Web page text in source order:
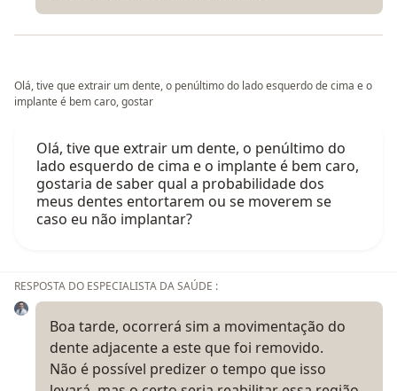
Olá, tive que extrair um dente, o penúltimo do lado esquerdo de cima e o
implante é bem caro, gostar
Olá, tive que extrair um dente, o penúltimo do
lado esquerdo de cima e o implante é bem caro,
gostaria de saber qual a probabilidade dos
meus dentes entortarem ou se moverem se
caso eu não implantar?
RESPOSTA DO ESPECIALISTA DA SAÚDE :
Boa tarde, ocorrerá sim a movimentação do
dente adjacente a este que foi removido.
Não é possível predizer o tempo que isso